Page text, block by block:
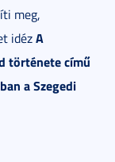
meg,
idézA
története című
a Szegedi